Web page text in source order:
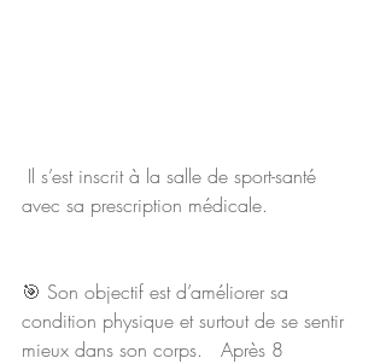
avec sa prescription médicale.
🎯 Son objectif est d’améliorer sa
condition physique et surtout de se sentir
mieux dans son corps.   Après 8